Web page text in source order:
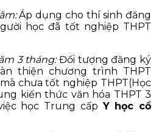
Áp dụng cho thí sinh đăng
học đã tốt nghiệp THPT
3 tháng:Đối tượng đăng ký
thiện chương trình THPT
chưa tốt nghiệp THPT(Học
kiến thức văn hóa THPT 3
học Trung cấpY học cổ